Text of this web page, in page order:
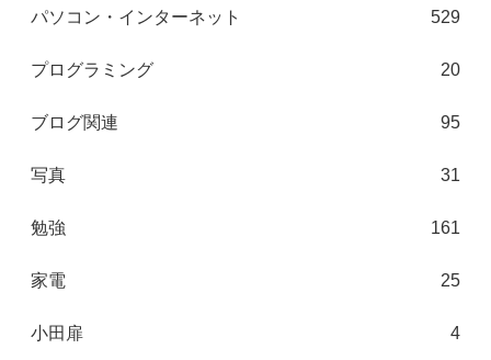
パソコン・インターネット 529
プログラミング 20
ブログ関連 95
写真 31
勉強 161
家電 25
小田扉 4